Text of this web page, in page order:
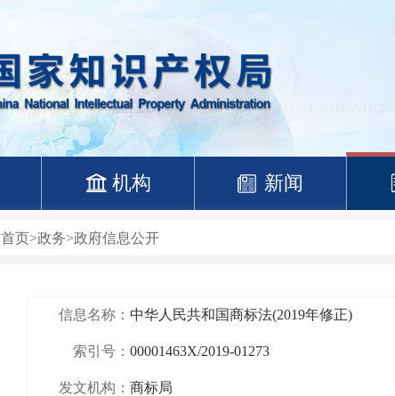
机构 新闻
首页>政务>政府信息公开
信息名称： 中华人民共和国商标法(2019年修正)
索引号： 00001463X/2019-01273
发文机构： 商标局